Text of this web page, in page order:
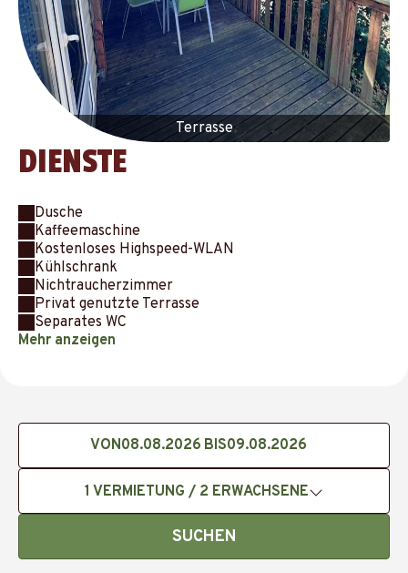
Terrasse
DIENSTE
Dusche
Kaffeemaschine
Kostenloses Highspeed-WLAN
Kühlschrank
Nichtraucherzimmer
Privat genutzte Terrasse
Separates WC
Mehr anzeigen
VON BIS
1 VERMIETUNG / 2 ERWACHSENE
SUCHEN